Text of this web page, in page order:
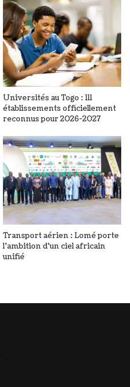
Universités au Togo : 111
établissements officiellement
reconnus pour 2026-2027
Transport aérien : Lomé porte
l’ambition d’un ciel africain
unifié